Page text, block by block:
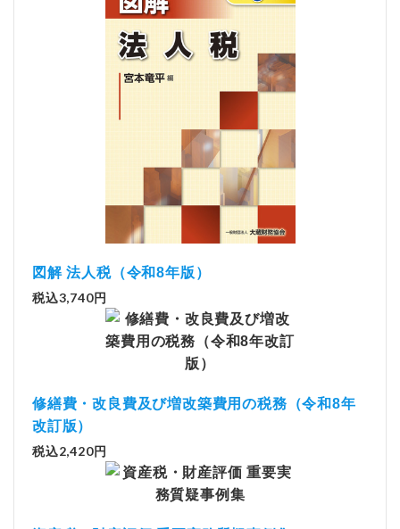
図解 法人税（令和8年版）
税込3,740円
修繕費・改良費及び増改築費用の税務（令和8年
改訂版）
税込2,420円